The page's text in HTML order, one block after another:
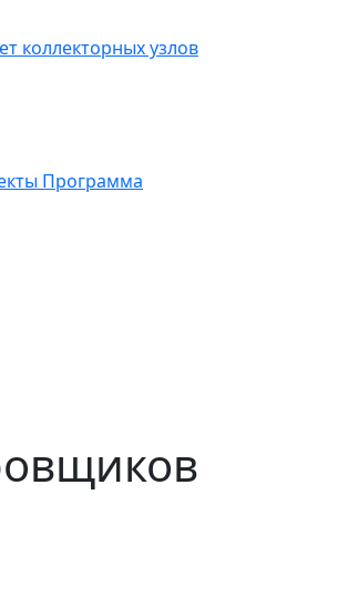
коллекторных узлов
Программа